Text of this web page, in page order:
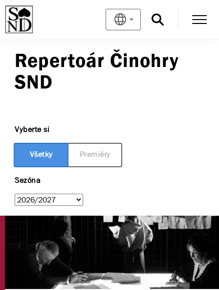
Repertoár Činohry
SND
Vyberte si
Všetky Premiéry
Sezóna